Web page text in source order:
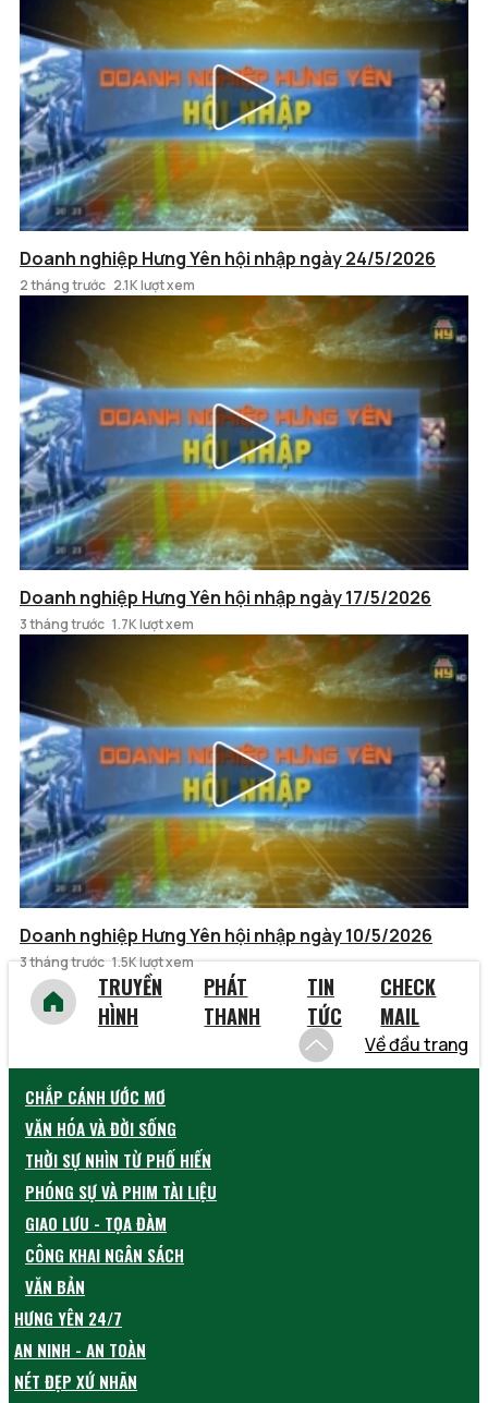
Doanh nghiệp Hưng Yên hội nhập ngày 24/5/2026
2 tháng trước 2.1K lượt xem
Doanh nghiệp Hưng Yên hội nhập ngày 17/5/2026
3 tháng trước 1.7K lượt xem
Doanh nghiệp Hưng Yên hội nhập ngày 10/5/2026
3 tháng trước 1.5K lượt xem
TRUYỀN
HÌNH
PHÁT
THANH
TIN
TỨC
CHECK
MAIL
Về đầu trang
CHẮP CÁNH ƯỚC MƠ
VĂN HÓA VÀ ĐỜI SỐNG
THỜI SỰ NHÌN TỪ PHỐ HIẾN
PHÓNG SỰ VÀ PHIM TÀI LIỆU
GIAO LƯU - TỌA ĐÀM
CÔNG KHAI NGÂN SÁCH
VĂN BẢN
HƯNG YÊN 24/7
AN NINH - AN TOÀN
NÉT ĐẸP XỨ NHÃN